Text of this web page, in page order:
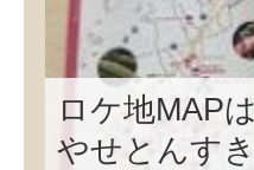
ら放送
ロケ地：綾
内容：市区
ションサー
ロケ地MAP
やせとんす